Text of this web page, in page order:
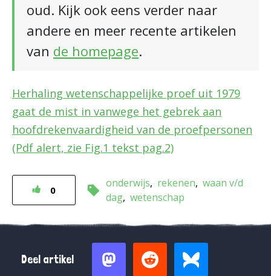
oud. Kijk ook eens verder naar
andere en meer recente artikelen
van de homepage.
Herhaling wetenschappelijke proef uit 1979
gaat de mist in vanwege het gebrek aan
hoofdrekenvaardigheid van de proefpersonen
(Pdf alert, zie Fig.1 tekst pag.2)
0
onderwijs rekenen waan v/d
dag wetenschap
Deel artikel